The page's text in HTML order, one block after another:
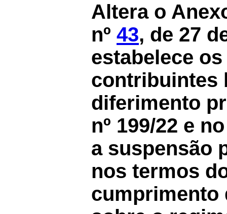
Altera o
nº 43, de 27
estabelece
contribuintes
diferimento
nº 199/22 e
a suspensão
nos termos
cumprimento